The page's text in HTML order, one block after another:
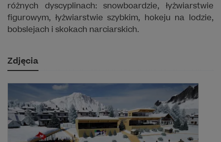
różnych dyscyplinach: snowboardzie, łyżwiarstwie
figurowym, łyżwiarstwie szybkim, hokeju na lodzie,
bobslejach i skokach narciarskich.
Zdjęcia